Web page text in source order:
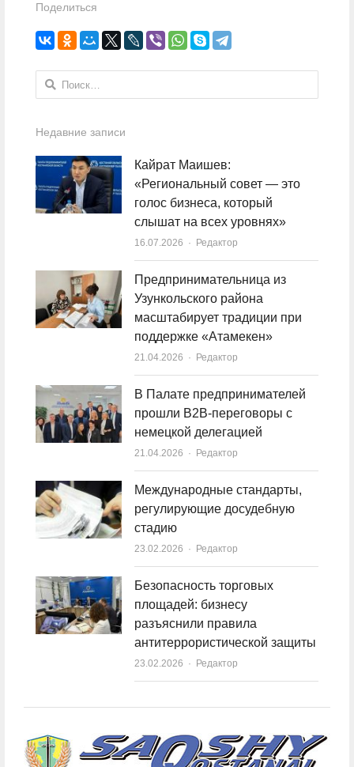
Поделиться
Найти:
Недавние записи
Кайрат Маишев:
«Региональный совет — это
голос бизнеса, который
слышат на всех уровнях»
16.07.2026 Author
Редактор
Предпринимательница из
Узункольского района
масштабирует традиции при
поддержке «Атамекен»
21.04.2026 Author
Редактор
В Палате предпринимателей
прошли B2B-переговоры с
немецкой делегацией
21.04.2026 Author
Редактор
Международные стандарты,
регулирующие досудебную
стадию
23.02.2026 Author
Редактор
Безопасность торговых
площадей: бизнесу
разъяснили правила
антитеррористической защиты
23.02.2026 Author
Редактор